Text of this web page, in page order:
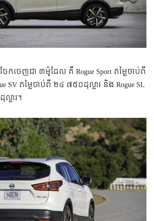
ចែកចេញជា ៣ម៉ូដែល គឺ Rogue Sport តម្លៃចាប់ពី
SV តម្លៃចាប់ពី ២៤ ៧៥០ដុល្លារ និង Rogue SL
លារ។